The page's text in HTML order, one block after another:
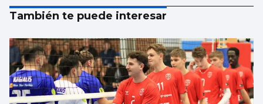
También te puede interesar